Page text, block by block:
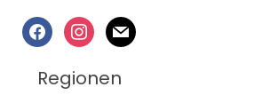
facebookinstagram
mail
Regionen